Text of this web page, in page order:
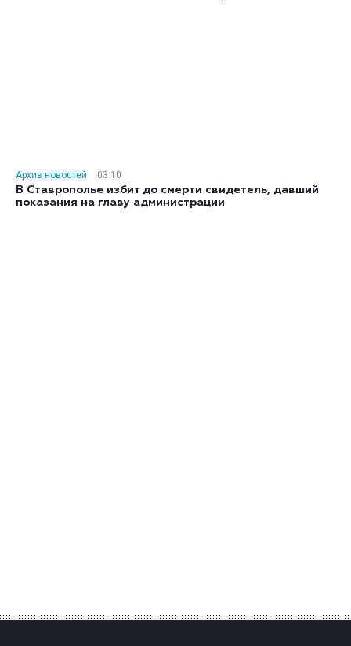
Архив новостей
03:10
В Ставрополье избит до смерти свидетель, давший
показания на главу администрации